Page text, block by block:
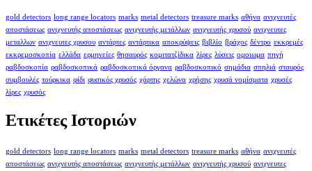
gold detectors long range locators marks metal detectors treasure marks αθήνα ανιχνευτές
αποστάσεως ανιχνευτής αποστάσεως ανιχνευτής μετάλλων ανιχνευτής χρυσού ανιχνευτες
μεταλλων ανιχνευτες χρυσου αντάρτες αντάρτικα αποκρύψεις βιβλίο βράχος δέντρο εκκρεμές
εκκρεμοσκοπία ελλάδα ερμηνείες θησαυρός κομιτατζίδικα λίρες λύσεις ομοιωμα πηγή
ραβδοσκοπία ραβδοσκοπικά ραβδοσκοπικά όργανα ραβδοσκοπικό σημάδια σπηλιά σταυρός
συμβουλές τούρκικα φίδι φυσικός χρυσός χάρτης χελώνα χρήσης χρυσά νομίσματα χρυσές
λίρες χρυσός
Ετικέτες Ιστοριών
gold detectors long range locators marks metal detectors treasure marks αθήνα ανιχνευτές
αποστάσεως ανιχνευτής αποστάσεως ανιχνευτής μετάλλων ανιχνευτής χρυσού ανιχνευτες